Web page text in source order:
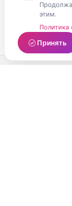
этим.
Политика
Принять